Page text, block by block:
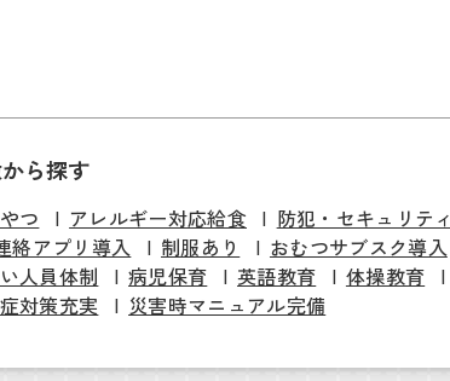
ら探す
つ アレルギー対応給食 防犯・セキュリティ
絡アプリ導入 制服あり おむつサブスク導入
人員体制 病児保育 英語教育 体操教育
対策充実 災害時マニュアル完備